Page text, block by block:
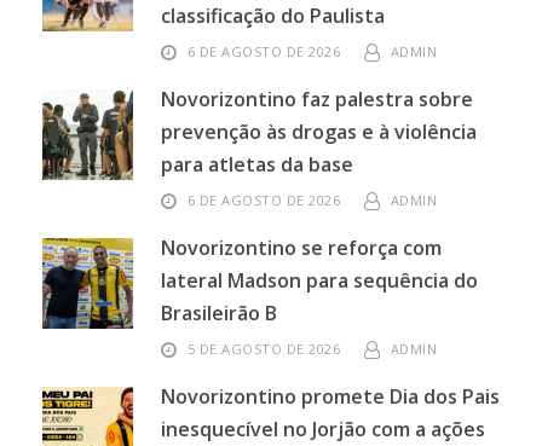
classificação do Paulista
6 DE AGOSTO DE 2026 ADMIN
Novorizontino faz palestra sobre
prevenção às drogas e à violência
para atletas da base
6 DE AGOSTO DE 2026 ADMIN
Novorizontino se reforça com
lateral Madson para sequência do
Brasileirão B
5 DE AGOSTO DE 2026 ADMIN
Novorizontino promete Dia dos Pais
inesquecível no Jorjão com a ações